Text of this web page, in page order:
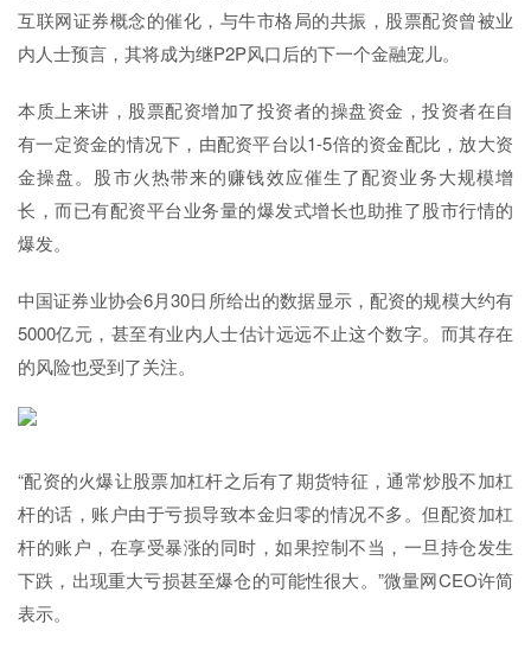
互联网证券概念的催化，与牛市格局的共振，股票配资曾被业
内人士预言，其将成为继P2P风口后的下一个金融宠儿。
本质上来讲，股票配资增加了投资者的操盘资金，投资者在自
有一定资金的情况下，由配资平台以1-5倍的资金配比，放大资
金操盘。股市火热带来的赚钱效应催生了配资业务大规模增
长，而已有配资平台业务量的爆发式增长也助推了股市行情的
爆发。
中国证券业协会6月30日所给出的数据显示，配资的规模大约有
5000亿元，甚至有业内人士估计远远不止这个数字。而其存在
的风险也受到了关注。
“配资的火爆让股票加杠杆之后有了期货特征，通常炒股不加杠
杆的话，账户由于亏损导致本金归零的情况不多。但配资加杠
杆的账户，在享受暴涨的同时，如果控制不当，一旦持仓发生
下跌，出现重大亏损甚至爆仓的可能性很大。”微量网CEO许简
表示。